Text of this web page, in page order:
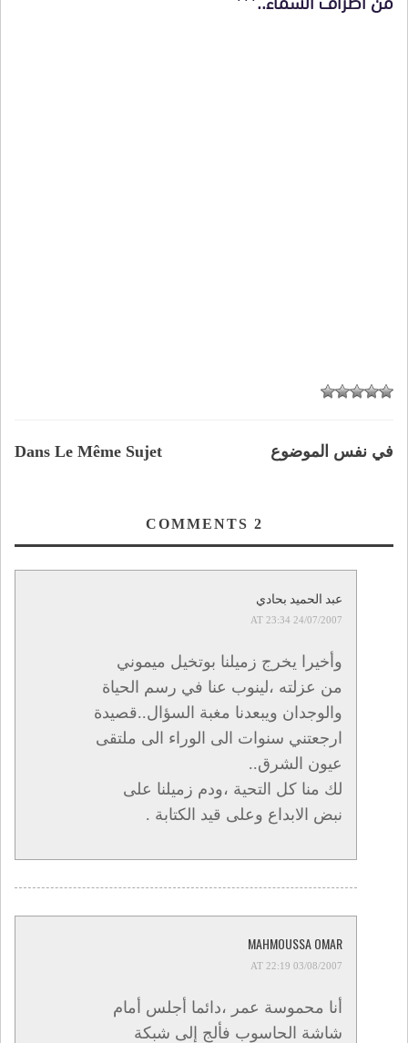
Dans Le Même Sujet في نفس الموضوع
2
عبد الحميد بحادي
24/07/2007 AT 23:34
وأخيرا يخرج زميلنا بوتخيل ميموني
من عزلته ،لينوب عنا في رسم الحياة
والوجدان ويبعدنا مغبة السؤال..قصيدة
ارجعتني سنوات الى الوراء الى ملتقى
عيون الشرق..
لك منا كل التحية ،ودم زميلنا على
نبض الابداع وعلى قيد الكتابة .
MAHMOUSSA OMAR
03/08/2007 AT 22:19
أنا محموسة عمر ،دائما أجلس أمام
شاشة الحاسوب فألج إلى شبكة